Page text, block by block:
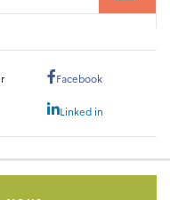
Facebook
Linked in